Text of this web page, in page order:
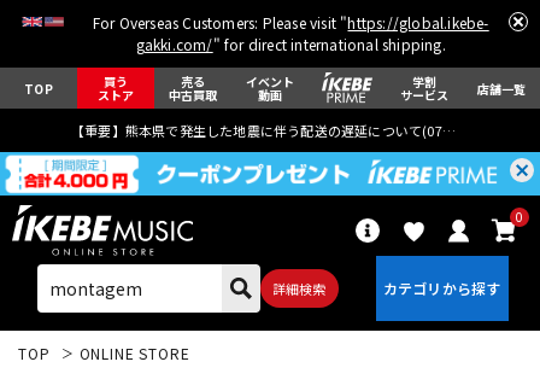
For Overseas Customers: Please visit "https://global.ikebe-
gakki.com/" for direct international shipping.
TOP 買う
ストア
売る
中古買取
イベント
動画
学割
サービス 店舗一覧
【重要】熊本県で発生した地震に伴う配送の遅延について(07月29日
詳細検索
0
TOP ONLINE STORE